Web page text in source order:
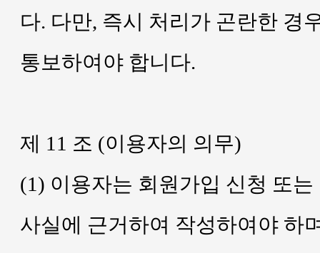
다. 다만, 즉시 처리가 곤란한 경
통보하여야 합니다.
제 11 조 (이용자의 의무)
(1) 이용자는 회원가입 신청 또
사실에 근거하여 작성하여야 하